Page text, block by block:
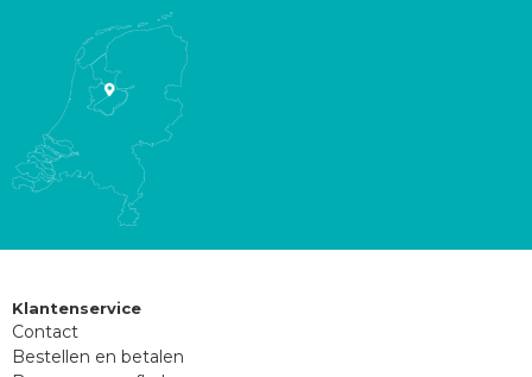
Klantenservice
Contact
Bestellen en betalen